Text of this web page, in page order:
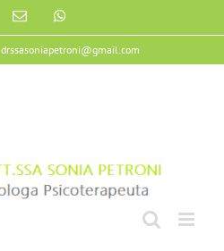
drssasoniapetroni@gmail.com